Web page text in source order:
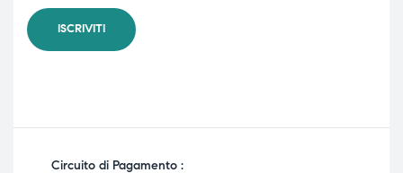
Circuito di Pagamento :